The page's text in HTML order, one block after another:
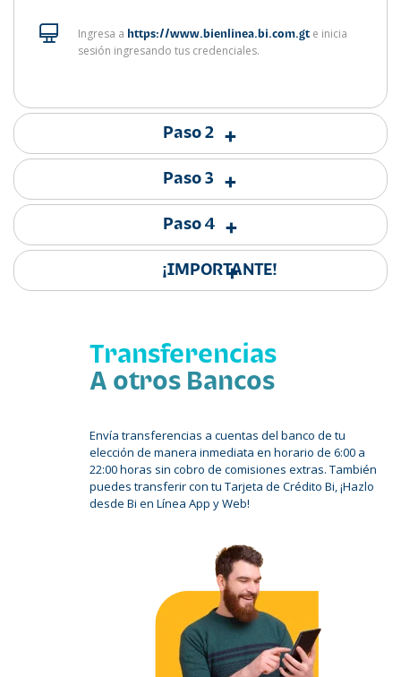
Ingresa a https://www.bienlinea.bi.com.gt e inicia
sesión ingresando tus credenciales.
+
Paso 2
+
Paso 3
+
Paso 4
+
¡IMPORTANTE!
Transferencias
A otros Bancos
Envía transferencias a cuentas del banco de tu
elección de manera inmediata en horario de 6:00 a
22:00 horas sin cobro de comisiones extras. También
puedes transferir con tu Tarjeta de Crédito Bi, ¡Hazlo
desde Bi en Línea App y Web!